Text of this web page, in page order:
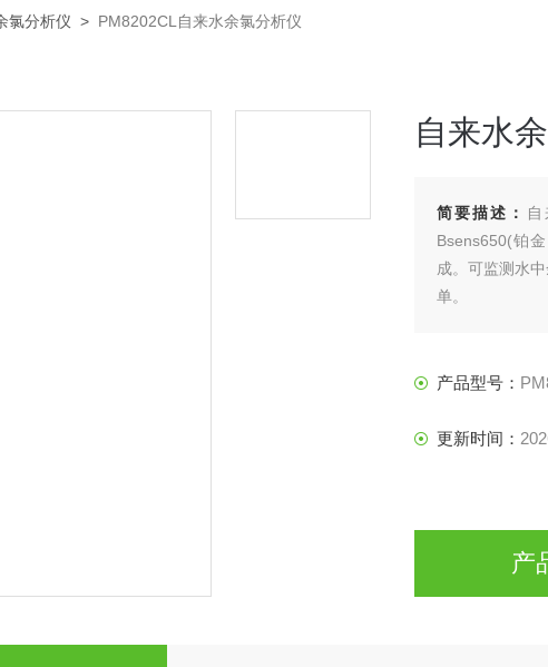
氯分析仪 > PM8202CL自来水余氯分析仪
自来水
简要描述：
Bsens650(铂
成。可监测水
单。
产品型号：
更新时间：
产